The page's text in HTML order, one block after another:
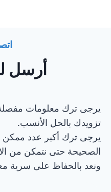
أرسل
يرجى ترك معلومات
تزويدك بالحل الأنسب.
يرجى ترك أكبر عدد ممكن
الصحيحة حتى نتمكن من
ونعد بالحفاظ على سرية